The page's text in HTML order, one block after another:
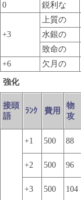
0
鋭利な
+3
上質の
水銀の
致命の
+6
欠月の
強化
接頭
語
ﾗﾝｸ 費用
物
攻
+1 500 88
+2 500 96
+3 500 104